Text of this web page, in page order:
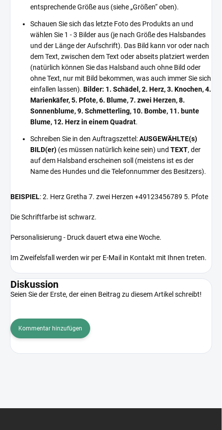
entsprechende Größe aus (siehe „Größen“ oben).
Schauen Sie sich das letzte Foto des Produkts an und
wählen Sie 1 - 3 Bilder aus (je nach Größe des Halsbandes
und der Länge der Aufschrift). Das Bild kann vor oder nach
dem Text, zwischen dem Text oder abseits platziert werden
(natürlich können Sie das Halsband auch ohne Bild oder
ohne Text, nur mit Bild bekommen, was auch immer Sie sich
einfallen lassen). Bilder: 1. Schädel, 2. Herz, 3. Knochen, 4.
Marienkäfer, 5. Pfote, 6. Blume, 7. zwei Herzen, 8.
Sonnenblume, 9. Schmetterling, 10. Bombe, 11. bunte
Blume, 12. Herz in einem Quadrat.
Schreiben Sie in den Auftragszettel:AUSGEWÄHLTE(s)
BILD(er) (es müssen natürlich keine sein) und TEXT, der
auf dem Halsband erscheinen soll (meistens ist es der
Name des Hundes und die Telefonnummer des Besitzers).
BEISPIEL: 2. Herz Gretha 7. zwei Herzen +49123456789 5. Pfote
Die Schriftfarbe ist schwarz.
Personalisierung - Druck dauert etwa eine Woche.
Im Zweifelsfall werden wir per E-Mail in Kontakt mit Ihnen treten.
Diskussion
Seien Sie der Erste, der einen Beitrag zu diesem Artikel schreibt!
Kommentar hinzufügen